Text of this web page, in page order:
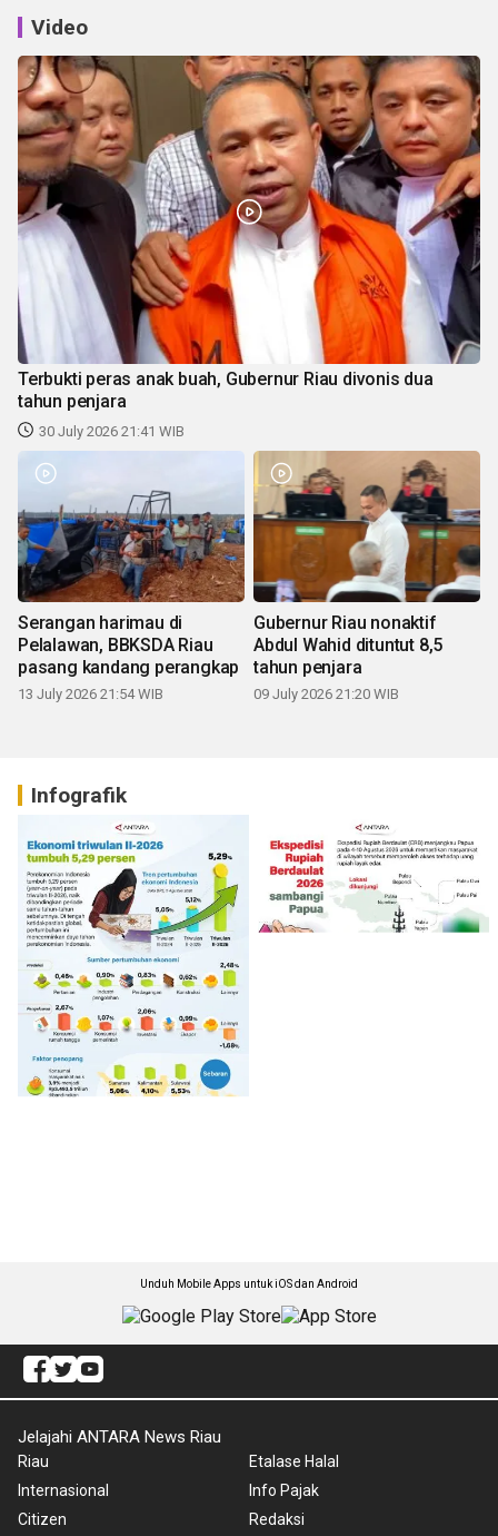
Video
Terbukti peras anak buah, Gubernur Riau divonis dua
tahun penjara
30 July 2026 21:41 WIB
Serangan harimau di
Pelalawan, BBKSDA Riau
pasang kandang perangkap
13 July 2026 21:54 WIB
Gubernur Riau nonaktif
Abdul Wahid dituntut 8,5
tahun penjara
09 July 2026 21:20 WIB
Infografik
Unduh Mobile Apps untuk iOS dan Android
Jelajahi ANTARA News Riau
Riau
Internasional
Citizen
Etalase Halal
Info Pajak
Redaksi